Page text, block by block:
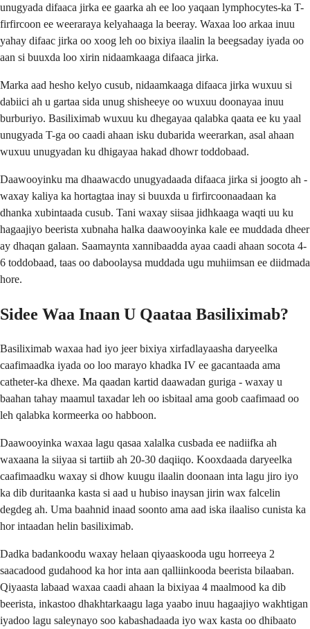
unugyada difaaca jirka ee gaarka ah ee loo yaqaan lymphocytes-ka T-
firfircoon ee weeraraya kelyahaaga la beeray. Waxaa loo arkaa inuu
yahay difaac jirka oo xoog leh oo bixiya ilaalin la beegsaday iyada oo
aan si buuxda loo xirin nidaamkaaga difaaca jirka.
Marka aad hesho kelyo cusub, nidaamkaaga difaaca jirka wuxuu si
dabiici ah u gartaa sida unug shisheeye oo wuxuu doonayaa inuu
burburiyo. Basiliximab wuxuu ku dhegayaa qalabka qaata ee ku yaal
unugyada T-ga oo caadi ahaan isku dubarida weerarkan, asal ahaan
wuxuu unugyadan ku dhigayaa hakad dhowr toddobaad.
Daawooyinku ma dhaawacdo unugyadaada difaaca jirka si joogto ah -
waxay kaliya ka hortagtaa inay si buuxda u firfircoonaadaan ka
dhanka xubintaada cusub. Tani waxay siisaa jidhkaaga waqti uu ku
hagaajiyo beerista xubnaha halka daawooyinka kale ee muddada dheer
ay dhaqan galaan. Saamaynta xannibaadda ayaa caadi ahaan socota 4-
6 toddobaad, taas oo daboolaysa muddada ugu muhiimsan ee diidmada
hore.
Sidee Waa Inaan U Qaataa Basiliximab?
Basiliximab waxaa had iyo jeer bixiya xirfadlayaasha daryeelka
caafimaadka iyada oo loo marayo khadka IV ee gacantaada ama
catheter-ka dhexe. Ma qaadan kartid daawadan guriga - waxay u
baahan tahay maamul taxadar leh oo isbitaal ama goob caafimaad oo
leh qalabka kormeerka oo habboon.
Daawooyinka waxaa lagu qasaa xalalka cusbada ee nadiifka ah
waxaana la siiyaa si tartiib ah 20-30 daqiiqo. Kooxdaada daryeelka
caafimaadku waxay si dhow kuugu ilaalin doonaan inta lagu jiro iyo
ka dib duritaanka kasta si aad u hubiso inaysan jirin wax falcelin
degdeg ah. Uma baahnid inaad soonto ama aad iska ilaaliso cunista ka
hor intaadan helin basiliximab.
Dadka badankoodu waxay helaan qiyaaskooda ugu horreeya 2
saacadood gudahood ka hor inta aan qalliinkooda beerista bilaaban.
Qiyaasta labaad waxaa caadi ahaan la bixiyaa 4 maalmood ka dib
beerista, inkastoo dhakhtarkaagu laga yaabo inuu hagaajiyo wakhtigan
iyadoo lagu saleynayo soo kabashadaada iyo wax kasta oo dhibaato